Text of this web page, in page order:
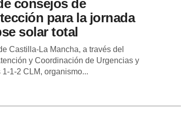
consejos de
para la jornada
solar total
Castilla-La Mancha, a través del
y Coordinación de Urgencias y
1-1-2 CLM, organismo...